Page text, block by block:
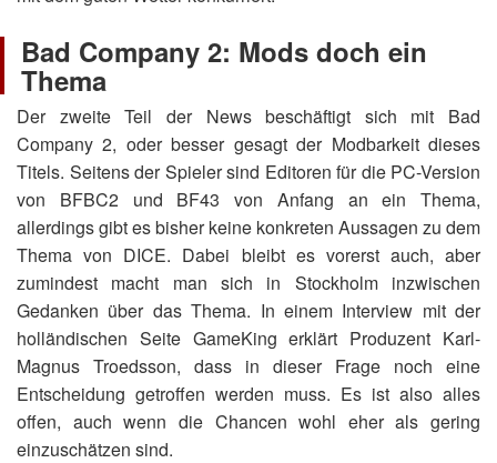
Bad Company 2: Mods doch ein
Thema
Der zweite Teil der News beschäftigt sich mit Bad
Company 2, oder besser gesagt der Modbarkeit dieses
Titels. Seitens der Spieler sind Editoren für die PC-Version
von BFBC2 und BF43 von Anfang an ein Thema,
allerdings gibt es bisher keine konkreten Aussagen zu dem
Thema von DICE. Dabei bleibt es vorerst auch, aber
zumindest macht man sich in Stockholm inzwischen
Gedanken über das Thema. In einem Interview mit der
holländischen Seite GameKing erklärt Produzent Karl-
Magnus Troedsson, dass in dieser Frage noch eine
Entscheidung getroffen werden muss. Es ist also alles
offen, auch wenn die Chancen wohl eher als gering
einzuschätzen sind.